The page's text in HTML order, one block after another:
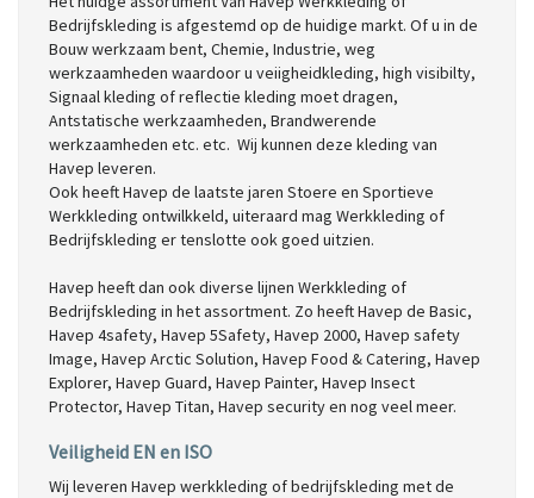
Bedrijfskleding is afgestemd op de huidige markt. Of u in de
Bouw werkzaam bent, Chemie, Industrie, weg
werkzaamheden waardoor u veiigheidkleding, high visibilty,
Signaal kleding of reflectie kleding moet dragen,
Antstatische werkzaamheden, Brandwerende
werkzaamheden etc. etc. Wij kunnen deze kleding van
Havep leveren.
Ook heeft Havep de laatste jaren Stoere en Sportieve
Werkkleding ontwilkkeld, uiteraard mag Werkkleding of
Bedrijfskleding er tenslotte ook goed uitzien.
Havep heeft dan ook diverse lijnen Werkkleding of
Bedrijfskleding in het assortment. Zo heeft Havep de Basic,
Havep 4safety, Havep 5Safety, Havep 2000, Havep safety
Image, Havep Arctic Solution, Havep Food & Catering, Havep
Explorer, Havep Guard, Havep Painter, Havep Insect
Protector, Havep Titan, Havep security en nog veel meer.
Veiligheid EN en ISO
Wij leveren Havep werkkleding of bedrijfskleding met de